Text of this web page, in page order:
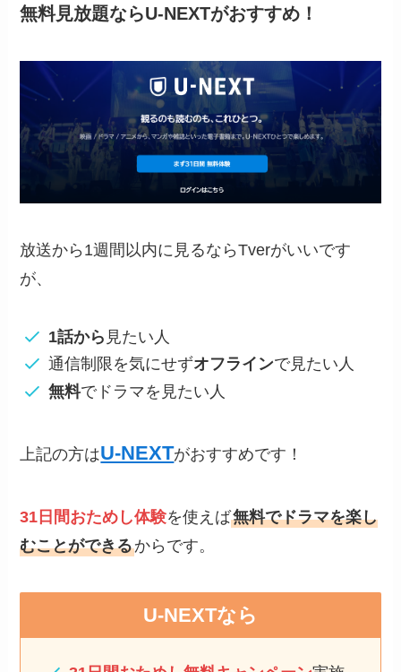
無料見放題ならU-NEXTがおすすめ！
放送から1週間以内に見るならTverがいいです
が、
1話から 見たい人
通信制限を気にせずオフラインで見たい人
無料でドラマを見たい人
上記の方はU-NEXTがおすすめです！
31日間おためし体験を使えば無料でドラマを楽し
むことができるからです。
U-NEXTなら